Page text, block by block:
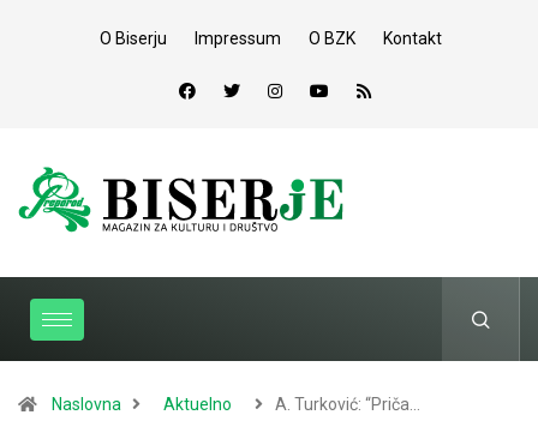
O Biserju Impressum O BZK Kontakt
Naslovna Aktuelno A. Turković: “Priča…